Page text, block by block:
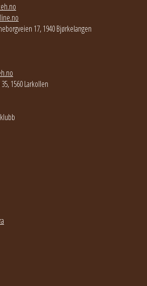
17, 1940 Bjørkelangen
1560 Larkollen